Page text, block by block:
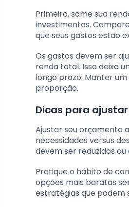
Primeiro, some sua
investimentos.
que seus gastos estão
Os gastos devem ser
renda total. Isso deixa
longo prazo. Manter
proporção.
Dicas para
Ajustar seu orçamento
necessidades versus
devem ser reduzidos
Pratique o hábito de
opções mais baratas
estratégias que podem